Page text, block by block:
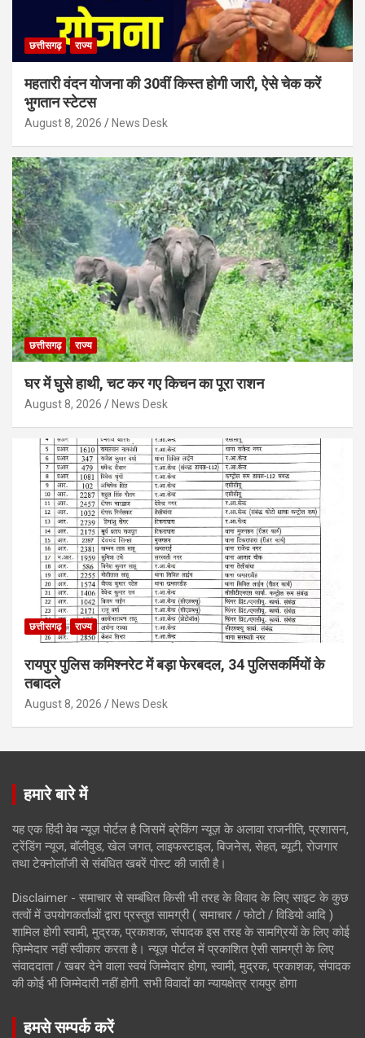
छत्तीसगढ़ राज्य
महतारी वंदन योजना की 30वीं किस्त होगी जारी, ऐसे चेक करें
भुगतान स्टेटस
August 8, 2026 News Desk
छत्तीसगढ़ राज्य
घर में घुसे हाथी, चट कर गए किचन का पूरा राशन
August 8, 2026 News Desk
छत्तीसगढ़ राज्य
रायपुर पुलिस कमिश्नरेट में बड़ा फेरबदल, 34 पुलिसकर्मियों के
तबादले
August 8, 2026 News Desk
हमारे बारे में
यह एक हिंदी वेब न्यूज़ पोर्टल है जिसमें ब्रेकिंग न्यूज़ के अलावा राजनीति, प्रशासन,
ट्रेंडिंग न्यूज, बॉलीवुड, खेल जगत, लाइफस्टाइल, बिजनेस, सेहत, ब्यूटी, रोजगार
तथा टेक्नोलॉजी से संबंधित खबरें पोस्ट की जाती है।
Disclaimer - समाचार से सम्बंधित किसी भी तरह के विवाद के लिए साइट के कुछ
तत्वों में उपयोगकर्ताओं द्वारा प्रस्तुत सामग्री ( समाचार / फोटो / विडियो आदि )
शामिल होगी स्वामी, मुद्रक, प्रकाशक, संपादक इस तरह के सामग्रियों के लिए कोई
ज़िम्मेदार नहीं स्वीकार करता है। न्यूज़ पोर्टल में प्रकाशित ऐसी सामग्री के लिए
संवाददाता / खबर देने वाला स्वयं जिम्मेदार होगा, स्वामी, मुद्रक, प्रकाशक, संपादक
की कोई भी जिम्मेदारी नहीं होगी. सभी विवादों का न्यायक्षेत्र रायपुर होगा
हमसे सम्पर्क करें